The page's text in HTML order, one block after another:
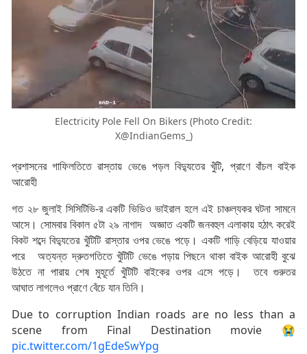
Electricity Pole Fell On Bikers (Photo Credit:
X@IndianGems_)
প্রশাসনের গাফিলতিতে রাস্তায় ভেঙে পড়ল বিদ্যুতের খুঁটি, প্রাণে বাঁচল বাইক
আরোহী
গত ২৮ জুলাই সিসিটিভি-র একটি ভিডিও ভাইরাল হলে এই চাঞ্চল্যকর ঘটনা সামনে
আসে। সোমবার বিকাল ৫টা ২৯ নাগাদ অজ্ঞাত একটি জনবহুল এলাকায় হঠাৎ করেই
বিকট শব্দে বিদ্যুতের খুঁটিটি রাস্তার ওপর ভেঙে পড়ে। একটি গাড়ি বেড়িয়ে যাওয়ার
পরে অত্যন্ত দ্রুতগতিতে খুঁটিটি ভেঙে পড়ায় পিছনে থাকা বাইক আরোহী বুঝে
উঠতে না পারায় শেষ মুহূর্তে খুঁটিটি বাইকের ওপর এসে পড়ে। তবে গুরুতর
আঘাত লাগলেও প্রাণে বেঁচে যান তিনি।
Due to corruption Indian roads are no less than a
scene from Final Destination movie 😭
pic.twitter.com/1gEdeSwYpg